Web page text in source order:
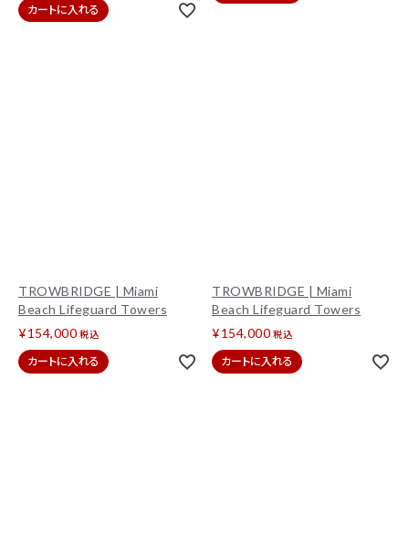
カートに入れる
TROWBRIDGE | Miami
Beach Lifeguard Towers
¥154,000 税込
カートに入れる
TROWBRIDGE | Miami
Beach Lifeguard Towers
¥154,000 税込
カートに入れる